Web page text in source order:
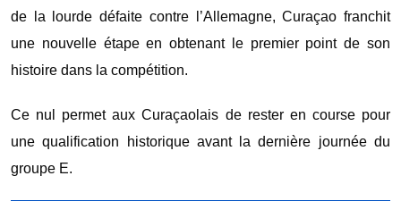
de la lourde défaite contre l’Allemagne, Curaçao franchit
une nouvelle étape en obtenant le premier point de son
histoire dans la compétition.
Ce nul permet aux Curaçaolais de rester en course pour
une qualification historique avant la dernière journée du
groupe E.